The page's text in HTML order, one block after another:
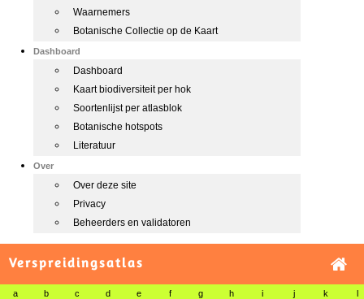
Waarnemers
Botanische Collectie op de Kaart
Dashboard
Dashboard
Kaart biodiversiteit per hok
Soortenlijst per atlasblok
Botanische hotspots
Literatuur
Over
Over deze site
Privacy
Beheerders en validatoren
Verspreidingsatlas
a b c d e f g h i j k l